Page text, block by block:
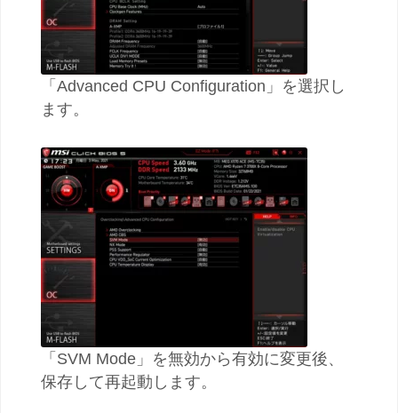
「Advanced CPU Configuration」を選択し
ます。
「SVM Mode」を無効から有効に変更後、
保存して再起動します。